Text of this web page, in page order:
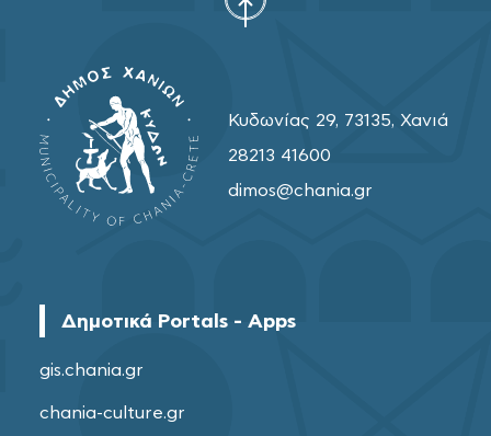
Κυδωνίας 29, 73135, Χανιά
28213 41600
dimos@chania.gr
Δημοτικά Portals - Apps
gis.chania.gr
chania-culture.gr